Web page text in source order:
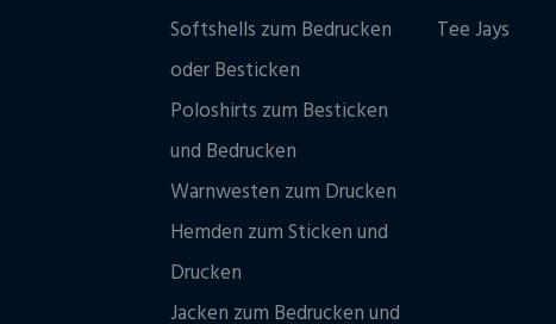
Softshells zum Bedrucken
oder Besticken
Poloshirts zum Besticken
und Bedrucken
Warnwesten zum Drucken
Hemden zum Sticken und
Drucken
Jacken zum Bedrucken und
Tee Jays